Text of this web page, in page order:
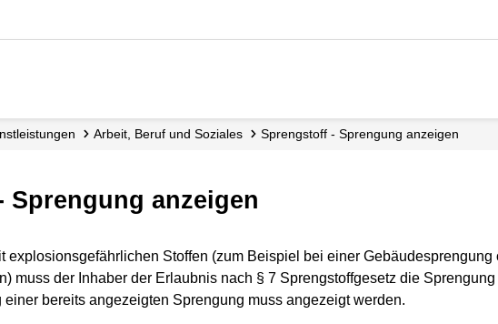
Arbeit, Beruf und Soziales Sprengstoff - Sprengung anzeigen
Sprengung anzeigen
explosionsgefährlichen Stoffen (zum Beispiel bei einer
muss der Inhaber der Erlaubnis nach § 7 Sprengstoffgesetz die
bereits angezeigten Sprengung muss angezeigt werden.